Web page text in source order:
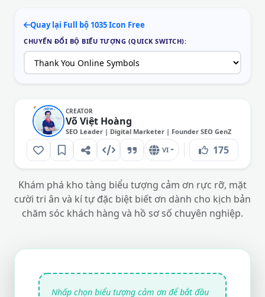
Quay lại Full bộ 1035 Icon Free
CHUYỂN ĐỔI BỘ BIỂU TƯỢNG (QUICK SWITCH):
CREATOR
Võ Việt Hoàng
SEO Leader | Digital Marketer | Founder SEO GenZ
VI 175
Khám phá kho tàng biểu tượng cảm ơn rực rỡ, mặt
cười tri ân và kí tự đặc biệt biết ơn dành cho kịch bản
chăm sóc khách hàng và hồ sơ số chuyên nghiệp.